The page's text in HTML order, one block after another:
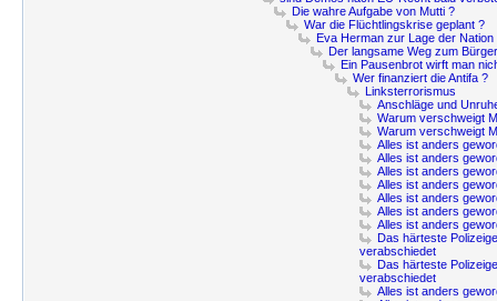
Die wahre Aufgabe von Mutti ?
War die Flüchtlingskrise geplant ?
Eva Herman zur Lage der Nation
Der langsame Weg zum
Ein Pausenbrot wirft man
Wer finanziert die Antifa ?
Linksterrorismus
Anschläge und
Warum verschweigt
Warum verschweigt
Alles ist anders
Alles ist anders
Alles ist anders
Alles ist anders
Alles ist anders
Alles ist anders
Alles ist anders
Das härteste
verabschiedet
Das härteste
verabschiedet
Alles ist anders